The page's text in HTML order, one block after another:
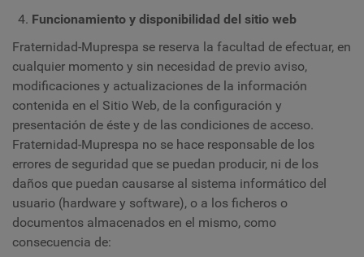
Funcionamiento y disponibilidad del sitio web
Fraternidad-Muprespa se reserva la facultad de efectuar, en
cualquier momento y sin necesidad de previo aviso,
modificaciones y actualizaciones de la información
contenida en el Sitio Web, de la configuración y
presentación de éste y de las condiciones de acceso.
Fraternidad-Muprespa no se hace responsable de los
errores de seguridad que se puedan producir, ni de los
daños que puedan causarse al sistema informático del
usuario (hardware y software), o a los ficheros o
documentos almacenados en el mismo, como
consecuencia de: